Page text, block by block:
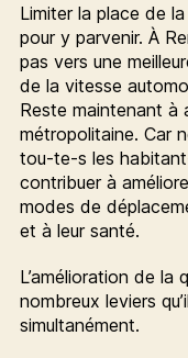
Limiter la place de
pour y parvenir. À
pas vers une
de la vitesse
Reste maintenant à
métropolitaine. Car
tou-te-s les
contribuer à
modes de
et à leur santé.
L’amélioration de la
nombreux leviers
simultanément.